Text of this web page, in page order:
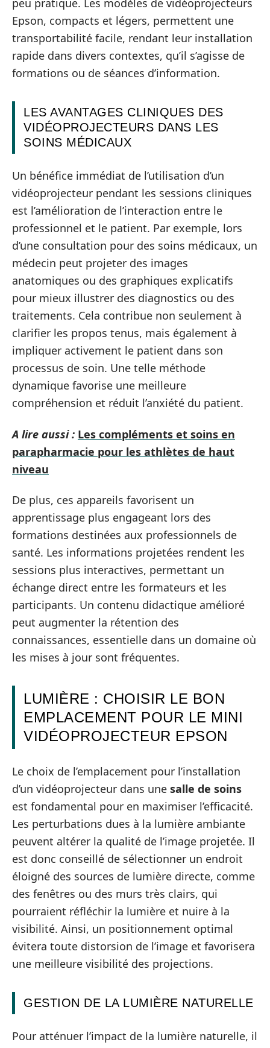
Epson, compacts et légers, permettent une
transportabilité facile, rendant leur installation
rapide dans divers contextes, qu’il s’agisse de
formations ou de séances d’information.
LES AVANTAGES CLINIQUES DES
VIDÉOPROJECTEURS DANS LES
SOINS MÉDICAUX
Un bénéfice immédiat de l’utilisation d’un
vidéoprojecteur pendant les sessions cliniques
est l’amélioration de l’interaction entre le
professionnel et le patient. Par exemple, lors
d’une consultation pour des soins médicaux, un
médecin peut projeter des images
anatomiques ou des graphiques explicatifs
pour mieux illustrer des diagnostics ou des
traitements. Cela contribue non seulement à
clarifier les propos tenus, mais également à
impliquer activement le patient dans son
processus de soin. Une telle méthode
dynamique favorise une meilleure
compréhension et réduit l’anxiété du patient.
A lire aussi : Les compléments et soins en
parapharmacie pour les athlètes de haut
niveau
De plus, ces appareils favorisent un
apprentissage plus engageant lors des
formations destinées aux professionnels de
santé. Les informations projetées rendent les
sessions plus interactives, permettant un
échange direct entre les formateurs et les
participants. Un contenu didactique amélioré
peut augmenter la rétention des
connaissances, essentielle dans un domaine où
les mises à jour sont fréquentes.
LUMIÈRE : CHOISIR LE BON
EMPLACEMENT POUR LE MINI
VIDÉOPROJECTEUR EPSON
Le choix de l’emplacement pour l’installation
d’un vidéoprojecteur dans une salle de soins
est fondamental pour en maximiser l’efficacité.
Les perturbations dues à la lumière ambiante
peuvent altérer la qualité de l’image projetée. Il
est donc conseillé de sélectionner un endroit
éloigné des sources de lumière directe, comme
des fenêtres ou des murs très clairs, qui
pourraient réfléchir la lumière et nuire à la
visibilité. Ainsi, un positionnement optimal
évitera toute distorsion de l’image et favorisera
une meilleure visibilité des projections.
GESTION DE LA LUMIÈRE NATURELLE
Pour atténuer l’impact de la lumière naturelle, il